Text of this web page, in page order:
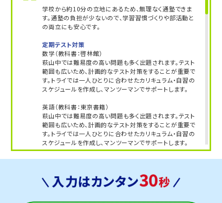
学校から約10分の立地にあるため、無理なく通塾できま
す。通塾の負担が少ないので、学習習慣づくりや部活動と
の両立にも安心です。
定期テスト対策
数学（教科書：啓林館）
萩山中では難易度の高い問題も多く出題されます。テスト
範囲も広いため、計画的なテスト対策をすることが重要で
す。トライでは一人ひとりに合わせたカリキュラム・自習の
スケジュールを作成し、マンツーマンでサポートします。
英語（教科書：東京書籍）
萩山中では難易度の高い問題も多く出題されます。テスト
範囲も広いため、計画的なテスト対策をすることが重要で
す。トライでは一人ひとりに合わせたカリキュラム・自習の
スケジュールを作成し、マンツーマンでサポートします。
人気のコース
・公立入試対策コース